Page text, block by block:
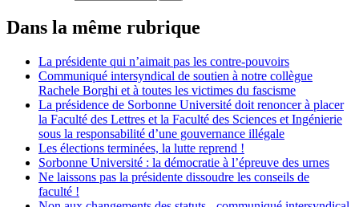
Dans la même rubrique
La présidente qui n’aimait pas les contre-pouvoirs
Communiqué intersyndical de soutien à notre collègue
Rachele Borghi et à toutes les victimes du fascisme
La présidence de Sorbonne Université doit renoncer à placer
la Faculté des Lettres et la Faculté des Sciences et Ingénierie
sous la responsabilité d’une gouvernance illégale
Les élections terminées, la lutte reprend !
Sorbonne Université : la démocratie à l’épreuve des urnes
Ne laissons pas la présidente dissoudre les conseils de
faculté !